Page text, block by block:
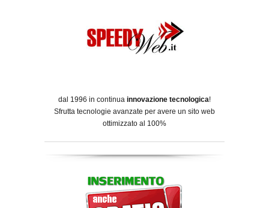
dal 1996 in continua innovazione tecnologica!
Sfrutta tecnologie avanzate per avere un sito web
ottimizzato al 100%